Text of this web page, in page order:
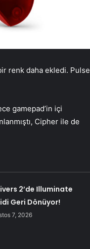
renk daha ekledi. Pulse
gamepad’in içi
Cipher ile de
2’de Illuminate
Geri Dönüyor!
7, 2026